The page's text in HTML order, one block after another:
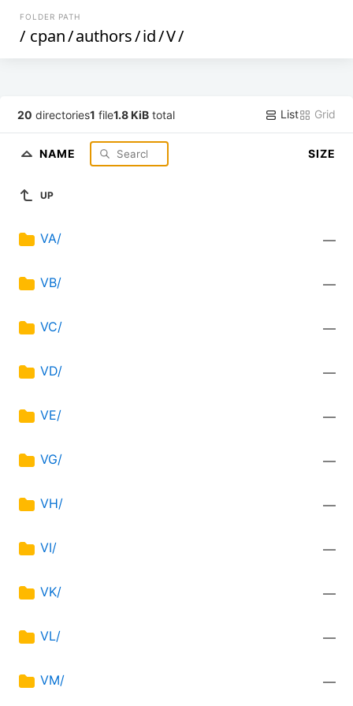
FOLDER PATH
/ cpan/authors/id/V/
20 directories1 file1.8 KiB total List Grid
NAME SIZE
UP
VA/ —
VB/ —
VC/ —
VD/ —
VE/ —
VG/ —
VH/ —
VI/ —
VK/ —
VL/ —
VM/ —